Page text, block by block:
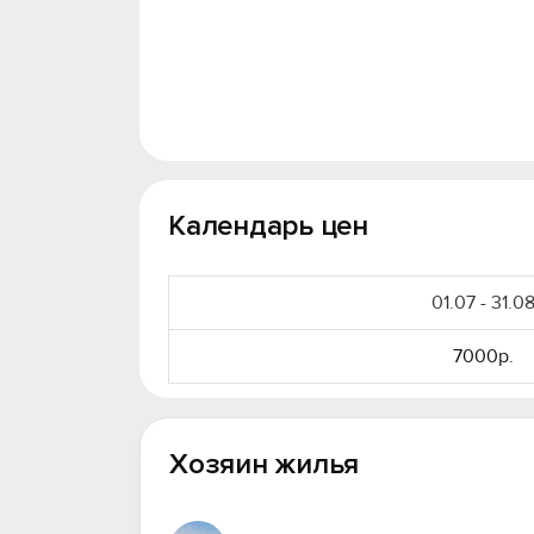
Календарь цен
01.07 - 31.08
7000р.
Хозяин жилья